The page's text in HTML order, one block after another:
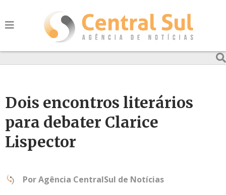
Dois encontros literários
para debater Clarice
Lispector
PorAgência CentralSul de Notícias